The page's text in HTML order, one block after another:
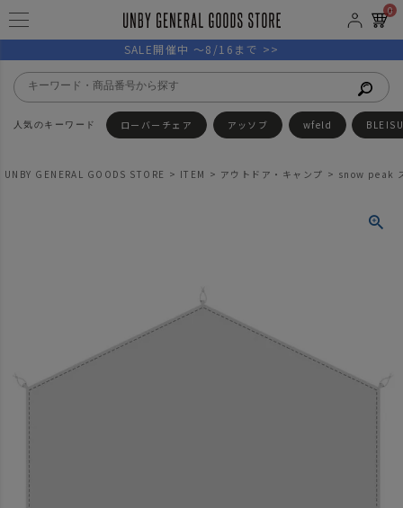
0
SALE開催中 ～8/16まで >>
ローバーチェア アッソブ wfeld
UNBY GENERAL GOODS STORE ITEM アウトドア・キャンプ snow peak